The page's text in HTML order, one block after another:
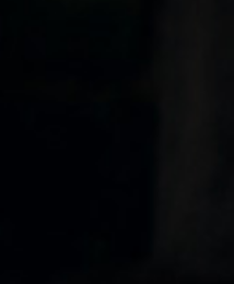
Y-TR (TIRSAN)